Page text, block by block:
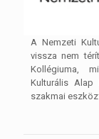
A Nemzeti
vissza nem
Kollégiuma,
Kulturális Alap
szakmai